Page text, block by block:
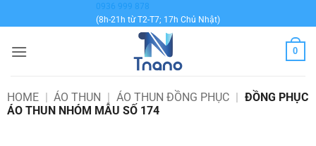
qua
dung
0936 999 878
(8h-21h từ T2-T7; 17h Chủ Nhật)
0
HOME | ÁO THUN | ÁO THUN ĐỒNG PHỤC | ĐỒNG PHỤC
ÁO THUN NHÓM MẪU SỐ 174